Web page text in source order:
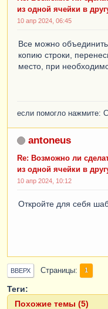
из одной ячейки в
10 апр 2024, 06:45
Все можно
копию строки,
место, при
если помогло нажмите:
antoneus
Re: Возможно ли
из одной ячейки в
10 апр 2024, 10:12
Откройте для себя
ВВЕРХ Страницы 1
Теги:
Похожие темы (5)